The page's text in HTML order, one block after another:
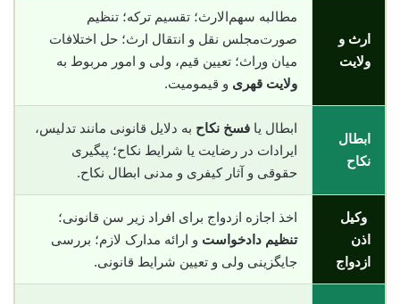
ارث و
ولایت
مطالبه سهم‌الارث؛ تقسیم ترکه؛ تنظیم
صورت‌مجلس نقل و انتقال ارث؛ حل اختلافات
میان وراث؛ تعیین قیم، ولی و امور مربوط به
ولایت قهری و قیمومیت.
ابطال
نکاح
ابطال یا فسخ نکاح به دلایل قانونی مانند تدلیس،
ایرادات در رضایت یا شرایط نکاح؛ پیگیری
حقوقی و آثار کیفری و مدنی ابطال نکاح.
وکیل
اذن
ازدواج
اخذ اجازه ازدواج برای افراد زیر سن قانونی؛
تنظیم دادخواست و ارائه مدارک لازم؛ بررسی
جایگزینی ولی و تعیین شرایط قانونی.